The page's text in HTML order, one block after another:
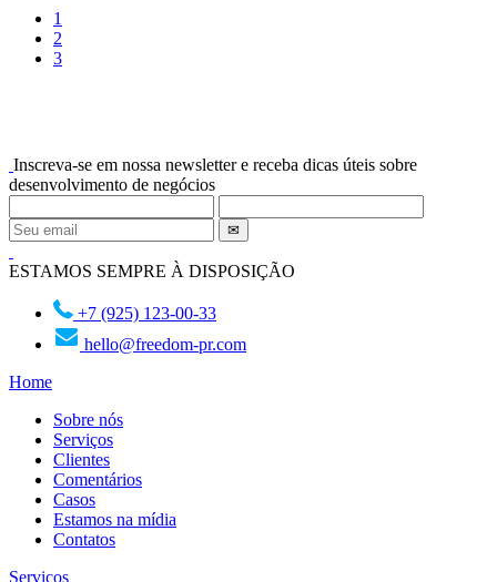
1
2
3
Inscreva-se em nossa newsletter e receba dicas úteis sobre
desenvolvimento de negócios
ESTAMOS SEMPRE À DISPOSIÇÃO
+7 (925) 123-00-33
hello@freedom-pr.com
Home
Sobre nós
Serviços
Clientes
Comentários
Casos
Estamos na mídia
Contatos
Serviços